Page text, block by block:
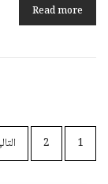
Read more
1
2